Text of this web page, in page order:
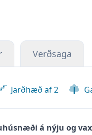
Verðsaga
Jarðhæð af 2
á nýju og